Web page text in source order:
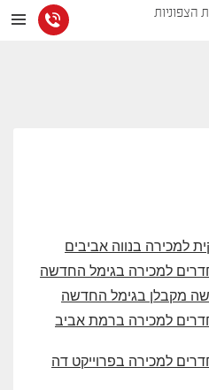
הצפוניות
למכירה בנווה אביבים
מקבלן בגימל החדשה
4 חדרים למכירה ברמת אביב
3 חדרים למכירה בפרוייקט דה